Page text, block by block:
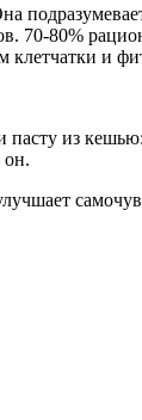
80%
и
из
он.